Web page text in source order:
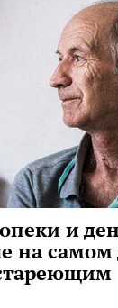
и
на самом